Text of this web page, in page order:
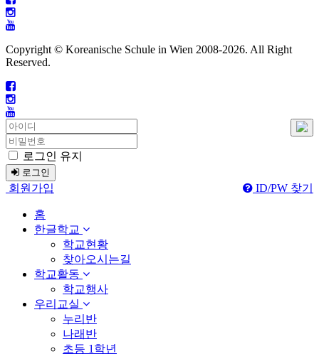
Copyright © Koreanische Schule in Wien 2008-2026. All Right
Reserved.
로그인 유지
로그인
회원가입 ID/PW 찾기
홈
한글학교
학교현황
찾아오시는길
학교활동
학교행사
우리교실
누리반
나래반
초등 1학년